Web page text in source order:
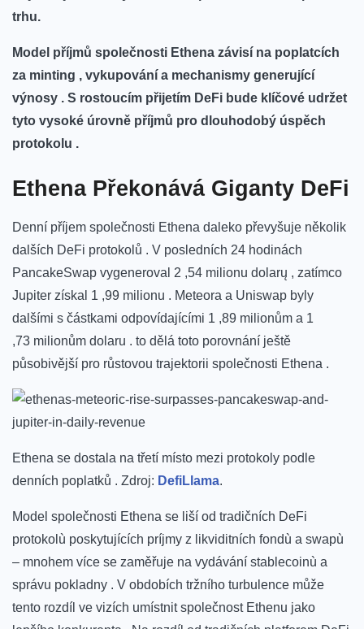
trhu.
Model příjmů společnosti Ethena závisí na ⁣poplatcích
za minting ,​ vykupování a mechanismy‌ generující
výnosy . S rostoucím ⁣přijetím DeFi bude klíčové udržet
tyto vysoké úrovně příjmů pro dlouhodobý úspěch
protokolu .
Ethena Překonává⁤ Giganty ​DeFi
Denní‍ příjem společnosti Ethena daleko převyšuje několik
⁢dalších ⁢DeFi ‍protokolů . ⁢V ⁢posledních⁤ 24 hodinách
PancakeSwap vygeneroval 2 ,54 milionu dolarų , zatímco
⁤Jupiter získal 1 ,99 milionu . ⁤Meteora a Uniswap byly
dalšími​ s částkami odpovídajícími 1 ,89 milionům ⁤a 1
,73 milionům dolaru . to dělá toto porovnání ještě
působivější pro růstovou trajektorii společnosti Ethena .
Ethena se dostala na třetí místo ‍mezi protokoly podle
‌denních poplatků . Zdroj: DefiLlama.
Model⁤ společnosti Ethena se liší od tradičních DeFi
⁤protokolù poskytujících​ príjmy z⁤ likviditních fondù a swapù​
– mnohem více ⁢se zaměřuje na vydávání stablecoinù a
správu pokladny . V obdobích tržního turbulence může
tento ⁣rozdíl ve vizích⁣ umístnit společnost Ethenu jako